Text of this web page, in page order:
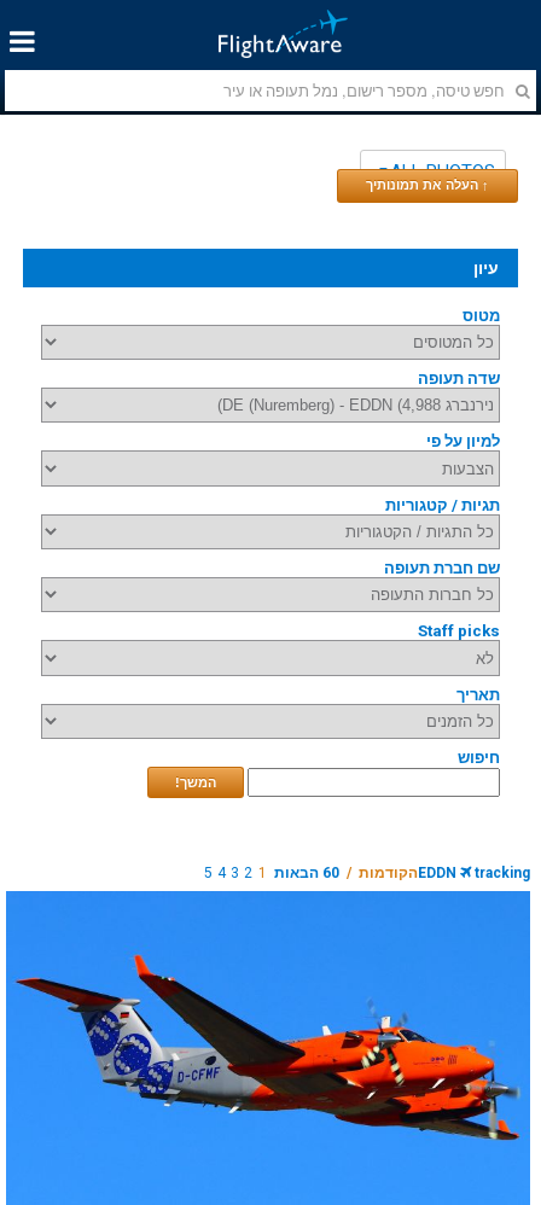
ALL PHOTOS
↑ העלה את תמונותיך
עיון
מטוס
שדה תעופה
למיון על פי
תגיות / קטגוריות
שם חברת תעופה
Staff picks
תאריך
חיפוש
המשך!
הקודמות /60 הבאות 2
3
4
5 EDDN tracking